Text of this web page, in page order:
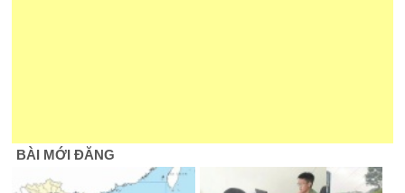
BÀI MỚI ĐĂNG